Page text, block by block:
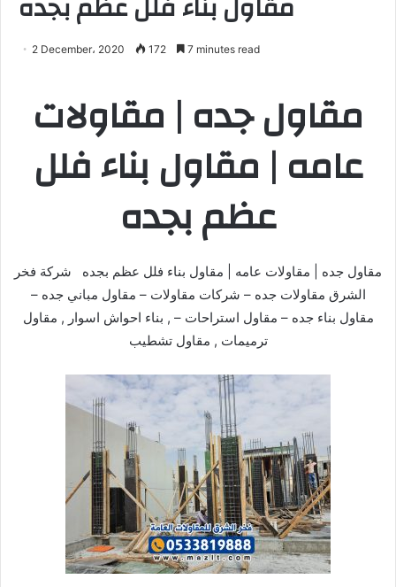
2 December، 2020 172 7 minutes read
مقاول جده | مقاولات
عامه | مقاول بناء فلل
عظم بجده
مقاول جده | مقاولات عامه | مقاول بناء فلل عظم بجده شركة فخر
الشرق مقاولات جده – شركات مقاولات – مقاول مباني جده –
مقاول بناء جده – مقاول استراحات – , بناء احواش اسوار , مقاول
ترميمات , مقاول تشطيب